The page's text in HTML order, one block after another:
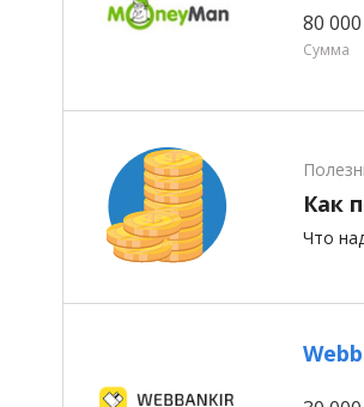
80
Сумма
Как
Что